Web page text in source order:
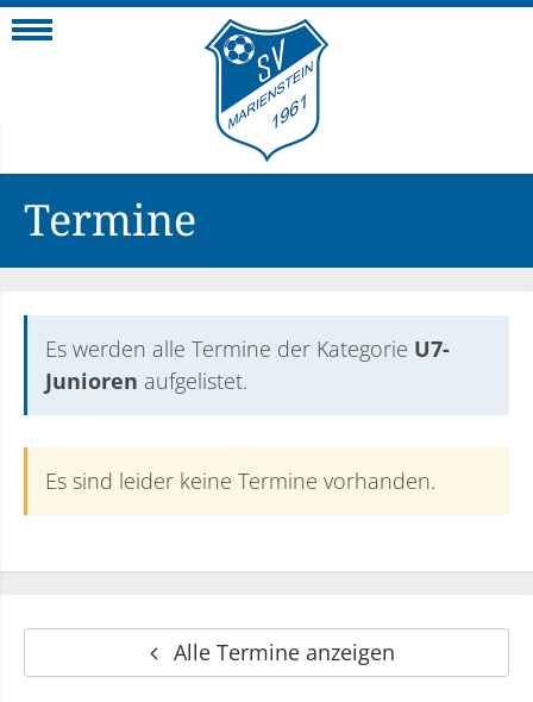
Termine
Es werden alle Termine der Kategorie U7-
Junioren aufgelistet.
Es sind leider keine Termine vorhanden.
Alle Termine anzeigen